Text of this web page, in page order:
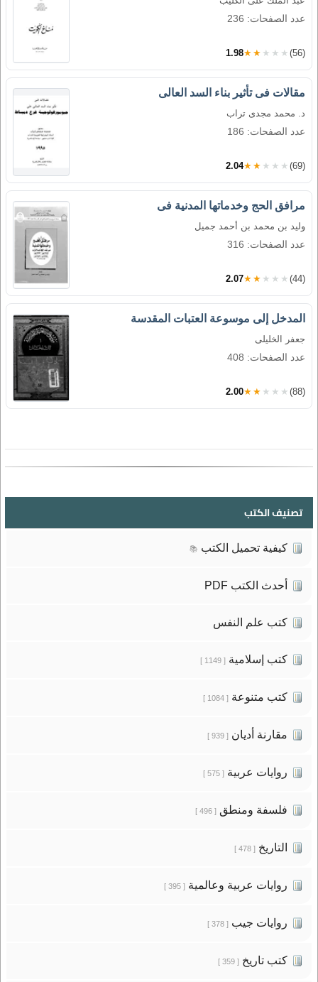
عدد الصفحات: 236
1.98★★★★★ (56)
مقالات فى تأثير بناء السد العالى
د. محمد مجدى تراب
عدد الصفحات: 186
2.04★★★★★ (69)
مرافق الحج وخدماتها المدنية فى
وليد بن محمد بن أحمد جميل
عدد الصفحات: 316
2.07★★★★★ (44)
المدخل إلى موسوعة العتبات المقدسة
جعفر الخليلى
عدد الصفحات: 408
2.00★★★★★ (88)
تصنيف الكتب
كيفية تحميل الكتب 📚
أحدث الكتب PDF
كتب علم النفس
كتب إسلامية[ 1149 ]
كتب متنوعة[ 1084 ]
مقارنة أديان[ 939 ]
روايات عربية[ 575 ]
فلسفة ومنطق[ 496 ]
التاريخ[ 478 ]
روايات عربية وعالمية[ 395 ]
روايات جيب[ 378 ]
كتب تاريخ[ 359 ]